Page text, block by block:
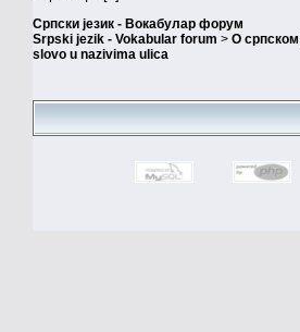
Српски језик - Вокабулар форум
Srpski jezik - Vokabular forum > О српском
slovo u nazivima ulica